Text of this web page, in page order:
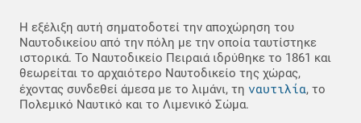
Η εξέλιξη αυτή σηματοδοτεί την αποχώρηση του
Ναυτοδικείου από την πόλη με την οποία ταυτίστηκε
ιστορικά. Το Ναυτοδικείο Πειραιά ιδρύθηκε το 1861 και
θεωρείται το αρχαιότερο Ναυτοδικείο της χώρας,
έχοντας συνδεθεί άμεσα με το λιμάνι, τη ναυτιλία, το
Πολεμικό Ναυτικό και το Λιμενικό Σώμα.